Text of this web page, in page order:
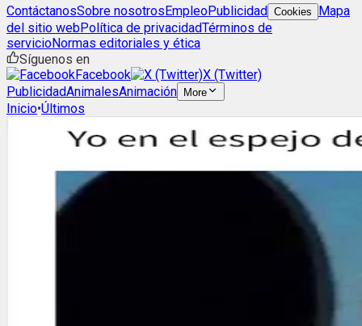
ContáctanosSobre nosotrosEmpleoPublicidad Cookies
Mapa
del sitio webPolítica de privacidadTérminos de
servicioNormas editoriales y ética
Síguenos en
Facebook
X (Twitter)
PublicidadAnimalesAnimación More
Inicio•Últimos